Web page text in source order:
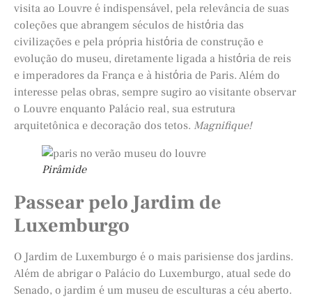
visita ao Louvre é indispensável, pela relevância de suas
coleções que abrangem séculos de histόria das
civilizações e pela própria histόria de construção e
evolução do museu, diretamente ligada a histόria de reis
e imperadores da França e à histόria de Paris. Além do
interesse pelas obras, sempre sugiro ao visitante observar
o Louvre enquanto Palácio real, sua estrutura
arquitetônica e decoração dos tetos. Magnifique!
Pirâmide
Passear pelo Jardim de
Luxemburgo
O Jardim de Luxemburgo é o mais parisiense dos jardins.
Além de abrigar o Palácio do Luxemburgo, atual sede do
Senado, o jardim é um museu de esculturas a céu aberto.